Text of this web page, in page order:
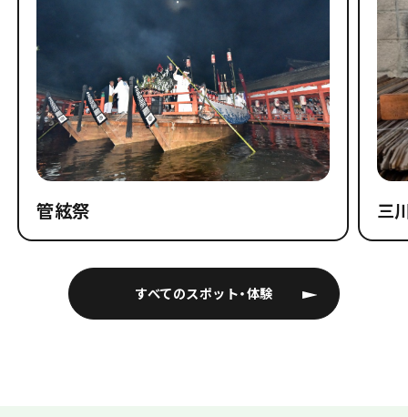
すべてのスポット・体験
管絃祭 三